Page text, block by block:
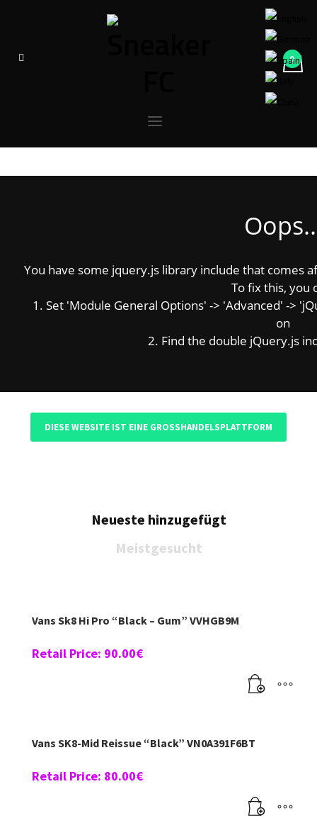
You have some jquery.js library include that comes
To fix this, you
1. Set 'Module General Options' -> 'Advanced' ->
on
2. Find the double jQuery.js
DIESE WEBSITE IST EINE GROSSHANDELSPLATTFORM
Neueste hinzugefügt
Meistgesucht
Vans Sk8 Hi Pro “Black – Gum” VVHGB9M
Retail Price: 90.00€
Vans SK8-Mid Reissue “Black” VN0A391F6BT
Retail Price: 80.00€